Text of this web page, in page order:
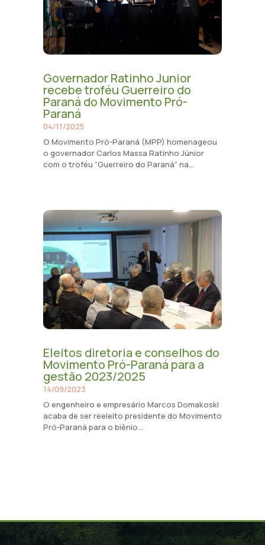
Governador Ratinho Junior
recebe troféu Guerreiro do
Paraná do Movimento Pró-
Paraná
04/11/2025
O Movimento Pró-Paraná (MPP) homenageou
o governador Carlos Massa Ratinho Júnior
com o troféu “Guerreiro do Paraná” na...
Eleitos diretoria e conselhos do
Movimento Pró-Paraná para a
gestão 2023/2025
14/09/2023
O engenheiro e empresário Marcos Domakoski
acaba de ser reeleito presidente do Movimento
Pró-Paraná para o biênio...